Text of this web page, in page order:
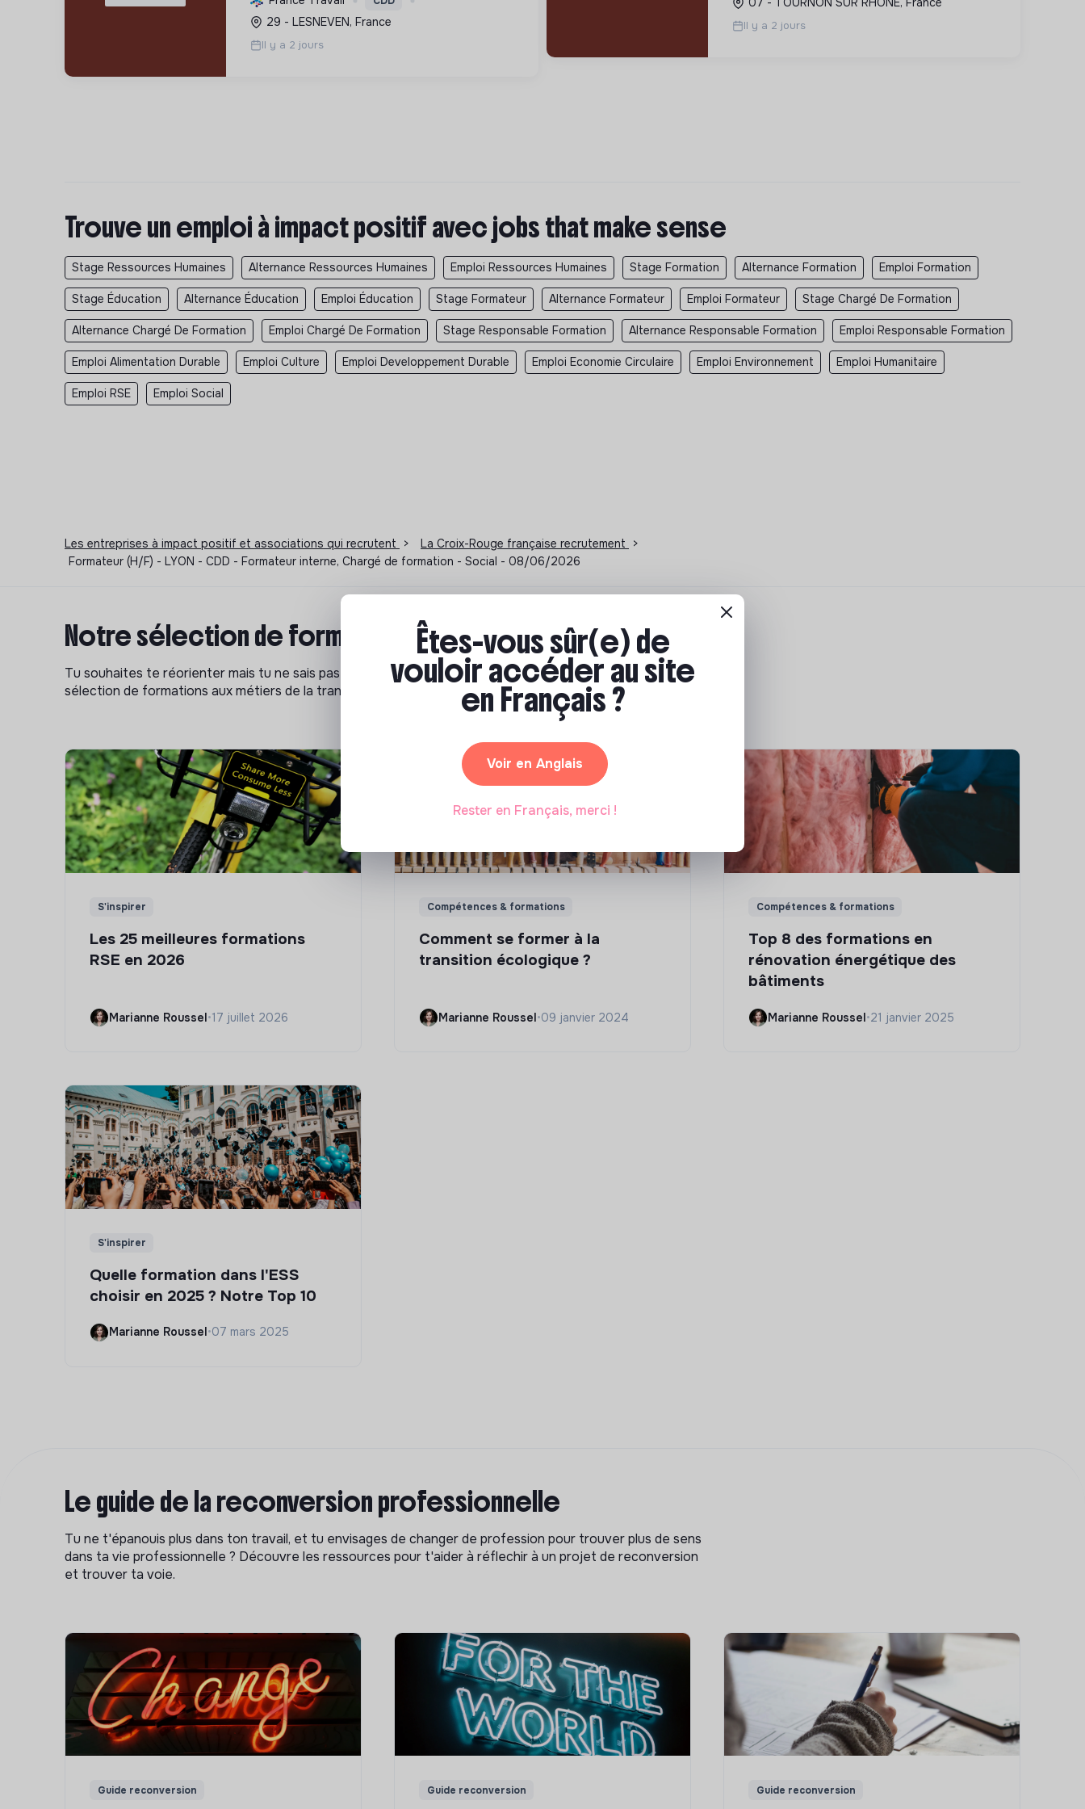
durable, axée sur la préservation
environnementale et la transition écologiq...
29 - LESNEVEN, France
Il y a 2 jours
professionnelle et la transition écologiqu...
Il y a 2 jours
Trouve un emploi à impact positif avec jobs that make sense
Stage Ressources Humaines Alternance Ressources Humaines Emploi Ressources Humaines Stage Formation Alternance Formation Emploi Formation
Stage Éducation Alternance Éducation Emploi Éducation Stage Formateur Alternance Formateur Emploi Formateur Stage Chargé De Formation
Alternance Chargé De Formation Emploi Chargé De Formation Stage Responsable Formation Alternance Responsable Formation Emploi Responsable Formation
Emploi Alimentation Durable Emploi Culture Emploi Developpement Durable Emploi Economie Circulaire Emploi Environnement Emploi Humanitaire
Emploi RSE Emploi Social
Les entreprises à impact positif et associations qui recrutent > La Croix-Rouge française recrutement
>
Formateur (H/F) - LYON - CDD - Formateur interne, Chargé de formation - Social - 08/06/2026
Notre sélection de formations à impact
Tu souhaites te réorienter mais tu ne sais pas par où commencer ? Pas de panique, on te propose une
sélection de formations aux métiers de la transition écologique et solidaire !
S'inspirer
Les 25 meilleures formations
RSE en 2026
Marianne Roussel•17 juillet 2026
Compétences & formations
Comment se former à la
transition écologique ?
Marianne Roussel•09 janvier 2024
Compétences & formations
Top 8 des formations en
rénovation énergétique des
bâtiments
Marianne Roussel•21 janvier 2025
S'inspirer
Quelle formation dans l'ESS
choisir en 2025 ? Notre Top 10
Marianne Roussel •07 mars 2025
Le guide de la reconversion professionnelle
Tu ne t'épanouis plus dans ton travail, et tu envisages de changer de profession pour trouver plus de sens
dans ta vie professionnelle ? Découvre les ressources pour t'aider à réflechir à un projet de reconversion
et trouver ta voie.
Guide reconversion Guide reconversion Guide reconversion
Êtes-vous sûr(e) de
vouloir accéder au site
en Français ?
Voir en Anglais
Rester en Français, merci !